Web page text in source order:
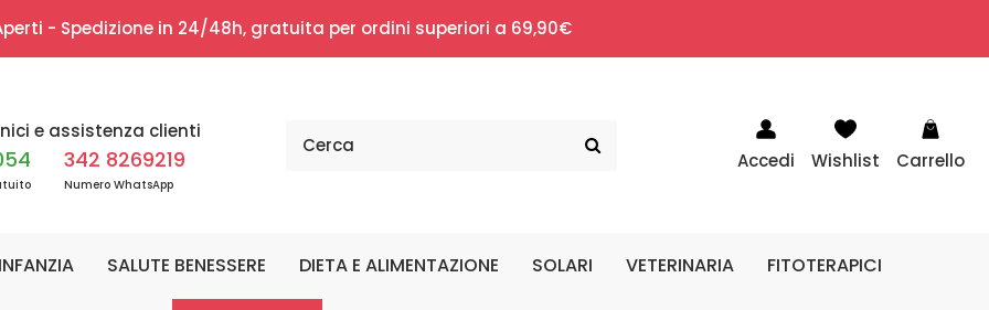
- Spedizione in 24/48h, gratuita per ordini superiori a 69,90€
e assistenza clienti
342 8269219
Numero WhatsApp
Accedi Wishlist Carrello
SALUTE BENESSERE DIETA E ALIMENTAZIONE SOLARI VETERINARIA FITOTERAPICI